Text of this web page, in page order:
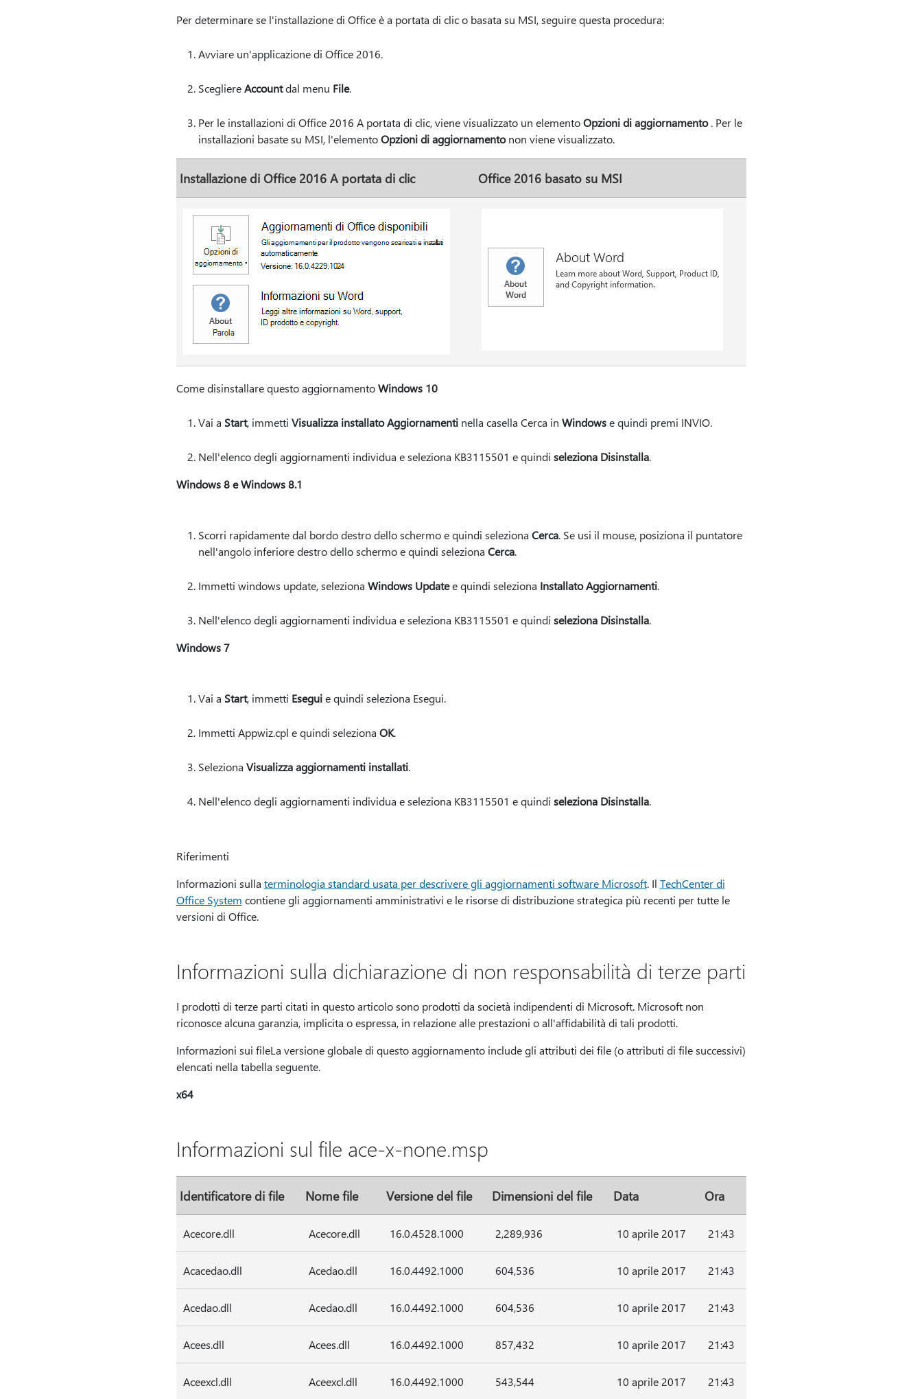
Per determinare se l'installazione di Office è a portata di clic o basata su MSI, seguire questa procedura:
Avviare un'applicazione di Office 2016.
ScegliereAccountdal menu File.
Per le installazioni di Office 2016 A portata di clic, viene visualizzato un elementoOpzioni di aggiornamento. Per le
installazioni basate su MSI, l'elementoOpzioni di aggiornamentonon viene visualizzato.
Installazione di Office 2016 A portata di clic Office 2016 basato su MSI
Come disinstallare questo aggiornamentoWindows 10
Vai a Start, immetti Visualizza installato Aggiornamentinella casella Cerca in Windowse quindi premi INVIO.
Nell'elenco degli aggiornamenti individua e seleziona KB3115501 e quindi seleziona Disinstalla.
Windows 8 e Windows 8.1
Scorri rapidamente dal bordo destro dello schermo e quindi seleziona Cerca. Se usi il mouse, posiziona il puntatore
nell'angolo inferiore destro dello schermo e quindi seleziona Cerca.
Immetti windows update, seleziona Windows Updatee quindi seleziona Installato Aggiornamenti.
Nell'elenco degli aggiornamenti individua e seleziona KB3115501 e quindi seleziona Disinstalla.
Windows 7
Vai a Start, immetti Eseguie quindi seleziona Esegui.
Immetti Appwiz.cpl e quindi seleziona OK.
Seleziona Visualizza aggiornamenti installati.
Nell'elenco degli aggiornamenti individua e seleziona KB3115501 e quindi seleziona Disinstalla.
Riferimenti
Informazioni sulla terminologia standard usata per descrivere gli aggiornamenti software Microsoft. Il TechCenter di
Office System contiene gli aggiornamenti amministrativi e le risorse di distribuzione strategica più recenti per tutte le
versioni di Office.
Informazioni sulla dichiarazione di non responsabilità di terze parti
I prodotti di terze parti citati in questo articolo sono prodotti da società indipendenti di Microsoft. Microsoft non
riconosce alcuna garanzia, implicita o espressa, in relazione alle prestazioni o all'affidabilità di tali prodotti.
Informazioni sui fileLa versione globale di questo aggiornamento include gli attributi dei file (o attributi di file successivi)
elencati nella tabella seguente.
x64
Informazioni sul file ace-x-none.msp
Identificatore di file Nome file Versione del file Dimensioni del file Data Ora
Acecore.dll Acecore.dll 16.0.4528.1000 2,289,936 10 aprile 2017 21:43
Acacedao.dll Acedao.dll 16.0.4492.1000 604,536 10 aprile 2017 21:43
Acedao.dll Acedao.dll 16.0.4492.1000 604,536 10 aprile 2017 21:43
Acees.dll Acees.dll 16.0.4492.1000 857,432 10 aprile 2017 21:43
Aceexcl.dll Aceexcl.dll 16.0.4492.1000 543,544 10 aprile 2017 21:43